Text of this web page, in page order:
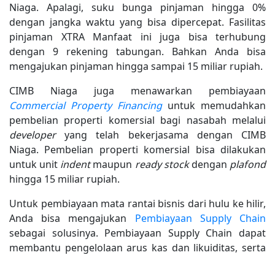
Niaga. Apalagi, suku bunga pinjaman hingga 0%
dengan jangka waktu yang bisa dipercepat. Fasilitas
pinjaman XTRA Manfaat ini juga bisa terhubung
dengan 9 rekening tabungan. Bahkan Anda bisa
mengajukan pinjaman hingga sampai 15 miliar rupiah.
CIMB Niaga juga menawarkan pembiayaan
Commercial Property Financinguntuk memudahkan
pembelian properti komersial bagi nasabah melalui
developeryang telah bekerjasama dengan CIMB
Niaga. Pembelian properti komersial bisa dilakukan
untuk unit indentmaupun ready stockdengan plafond
hingga 15 miliar rupiah.
Untuk pembiayaan mata rantai bisnis dari hulu ke hilir,
Anda bisa mengajukan Pembiayaan Supply Chain
sebagai solusinya. Pembiayaan Supply Chain dapat
membantu pengelolaan arus kas dan likuiditas, serta